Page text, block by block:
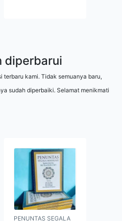
diperbarui
kami. Tidak semuanya baru,
sudah diperbaiki. Selamat menikmati
PENUNTAS SEGALA